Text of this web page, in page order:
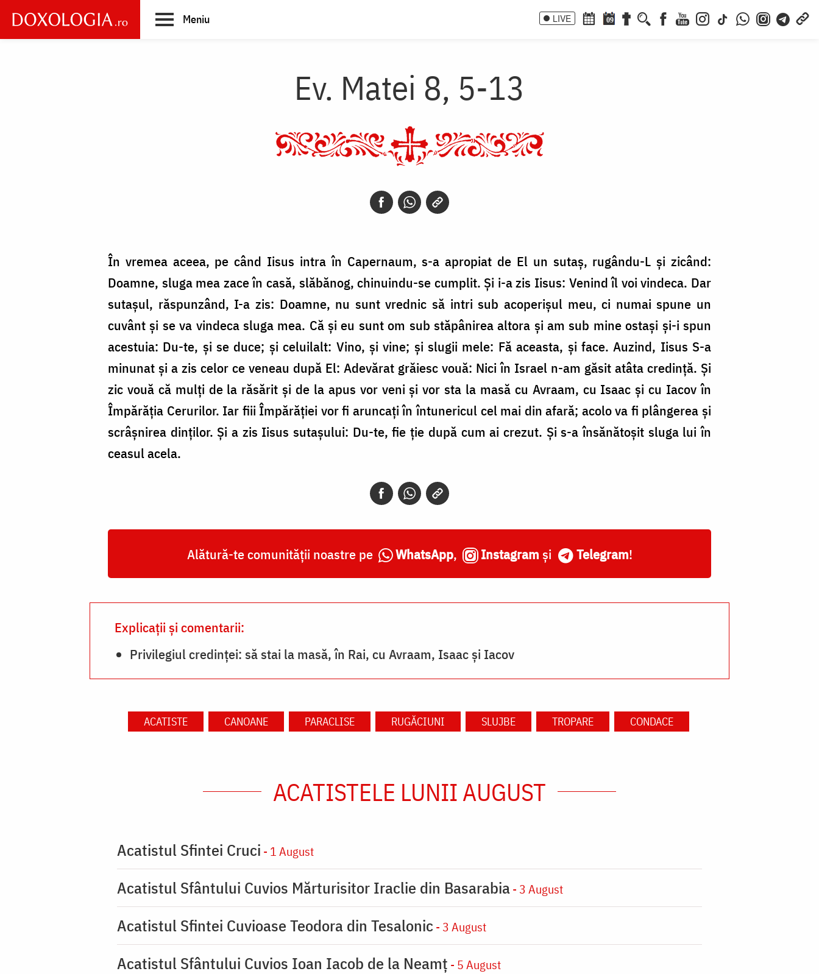
main
Meniu LIVE 09
Ev. Matei 8, 5-13
În vremea aceea, pe când Iisus intra în Capernaum, s-a apropiat de El un sutaș, rugându-L și zicând:
Doamne, sluga mea zace în casă, slăbănog, chinuindu-se cumplit. Și i-a zis Iisus: Venind îl voi vindeca. Dar
sutașul, răspunzând, I-a zis: Doamne, nu sunt vrednic să intri sub acoperișul meu, ci numai spune un
cuvânt și se va vindeca sluga mea. Că și eu sunt om sub stăpânirea altora și am sub mine ostași și-i spun
acestuia: Du-te, și se duce; și celuilalt: Vino, și vine; și slugii mele: Fă aceasta, și face. Auzind, Iisus S-a
minunat și a zis celor ce veneau după El: Adevărat grăiesc vouă: Nici în Israel n-am găsit atâta credință. Și
zic vouă că mulți de la răsărit și de la apus vor veni și vor sta la masă cu Avraam, cu Isaac și cu Iacov în
Împărăția Cerurilor. Iar fiii Împărăției vor fi aruncați în întunericul cel mai din afară; acolo va fi plângerea și
scrâșnirea dinților. Și a zis Iisus sutașului: Du-te, fie ție după cum ai crezut. Și s-a însănătoșit sluga lui în
ceasul acela.
Alătură-te comunității noastre pe WhatsApp, Instagram și Telegram!
Explicații și comentarii:
Privilegiul credinței: să stai la masă, în Rai, cu Avraam, Isaac și Iacov
ACATISTE CANOANE PARACLISE RUGĂCIUNI SLUJBE TROPARE CONDACE
ACATISTELE LUNII AUGUST
Acatistul Sfintei Cruci - 1 August
Acatistul Sfântului Cuvios Mărturisitor Iraclie din Basarabia- 3 August
Acatistul Sfintei Cuvioase Teodora din Tesalonic - 3 August
Acatistul Sfântului Cuvios Ioan Iacob de la Neamț - 5 August